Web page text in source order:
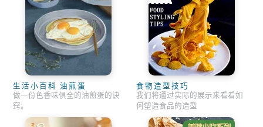
生活小百科 油煎蛋
做一份色香味俱全的油煎蛋的诀
窍。
食物造型技巧
我们将通过实际的展示来看看如
何塑造食品的造型